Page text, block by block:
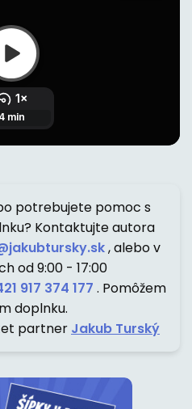
potrebujete pomoc s
Kontaktujte autora
, alebo v
od 9:00 - 17:00
917 374 177 . Pomôžem
doplnku.
partner Jakub Turský